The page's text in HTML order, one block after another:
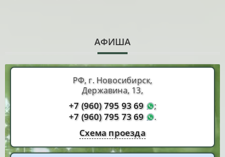
АФИША
РФ, г. Новосибирск,
Державина, 13,
+7 (960) 795 93 69 ;
+7 (960) 795 73 69 .
Схема проезда